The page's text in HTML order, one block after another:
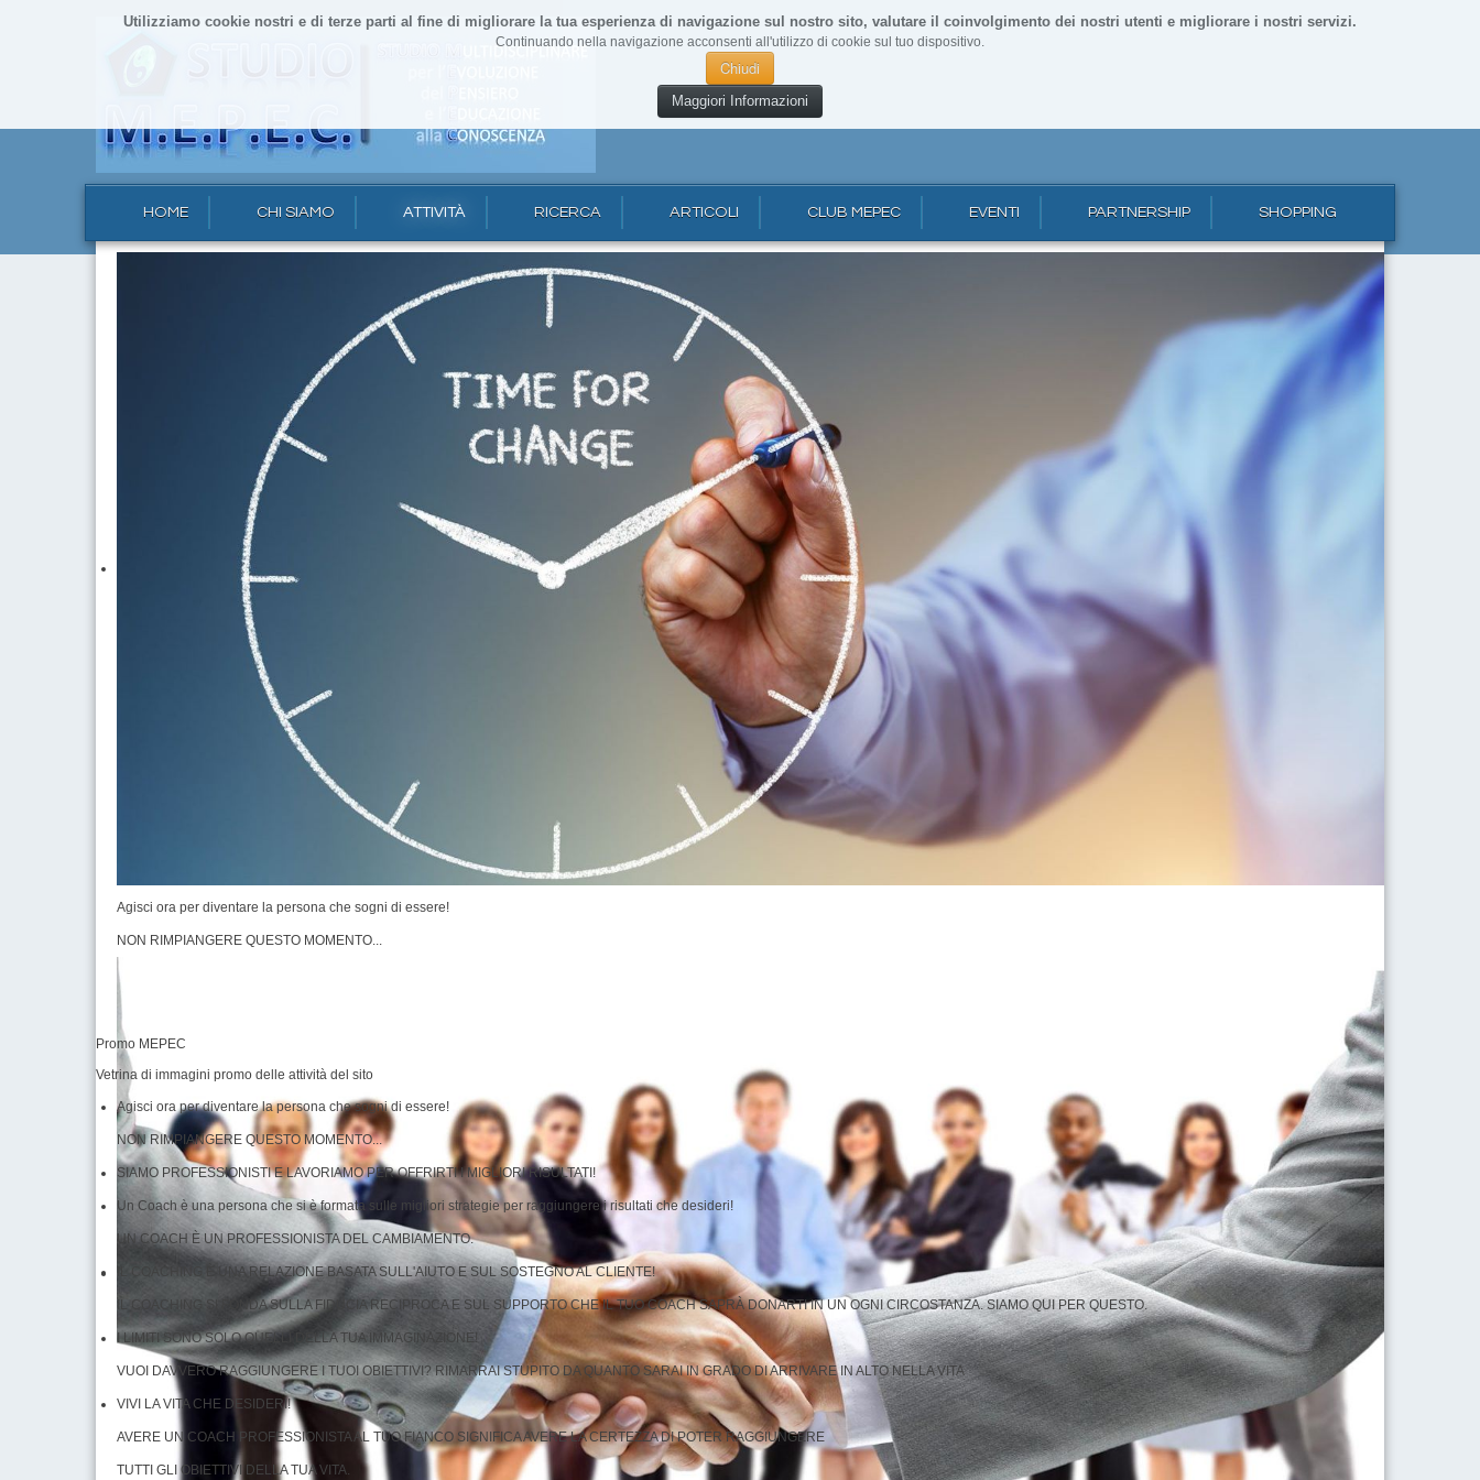
Utilizziamo cookie nostri e di terze parti al fine di migliorare la tua esperienza di navigazione sul nostro sito, valutare il coinvolgimento dei nostri utenti e migliorare i nostri servizi.
Continuando nella navigazione acconsenti all'utilizzo di cookie sul tuo dispositivo.
Chiudi
Maggiori Informazioni
HOME CHI SIAMO ATTIVITÀ RICERCA ARTICOLI CLUB MEPEC EVENTI PARTNERSHIP SHOPPING
Agisci ora per diventare la persona che sogni di essere!
NON RIMPIANGERE QUESTO MOMENTO...
Promo MEPEC
Vetrina di immagini promo delle attività del sito
Agisci ora per diventare la persona che sogni di essere!
NON RIMPIANGERE QUESTO MOMENTO...
SIAMO PROFESSIONISTI E LAVORIAMO PER OFFRIRTI I MIGLIORI RISULTATI!
Un Coach è una persona che si è formata sulle migliori strategie per raggiungere i risultati che desideri!
UN COACH È UN PROFESSIONISTA DEL CAMBIAMENTO.
IL COACHING È UNA RELAZIONE BASATA SULL'AIUTO E SUL SOSTEGNO AL CLIENTE!
IL COACHING SI FONDA SULLA FIDUCIA RECIPROCA E SUL SUPPORTO CHE IL TUO COACH SAPRÀ DONARTI IN UN OGNI CIRCOSTANZA. SIAMO QUI PER QUESTO.
I LIMITI SONO SOLO QUELLI DELLA TUA IMMAGINAZIONE!
VUOI DAVVERO RAGGIUNGERE I TUOI OBIETTIVI? RIMARRAI STUPITO DA QUANTO SARAI IN GRADO DI ARRIVARE IN ALTO NELLA VITA
VIVI LA VITA CHE DESIDERI!
AVERE UN COACH PROFESSIONISTA AL TUO FIANCO SIGNIFICA AVERE LA CERTEZZA DI POTER RAGGIUNGERE
TUTTI GLI OBIETTIVI DELLA TUA VITA.